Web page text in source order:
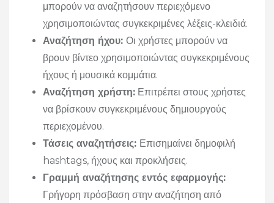
μπορούν να αναζητήσουν περιεχόμενο
χρησιμοποιώντας συγκεκριμένες λέξεις-κλειδιά.
Αναζήτηση ήχου: Οι χρήστες μπορούν να
βρουν βίντεο χρησιμοποιώντας συγκεκριμένους
ήχους ή μουσικά κομμάτια.
Αναζήτηση χρήστη: Επιτρέπει στους χρήστες
να βρίσκουν συγκεκριμένους δημιουργούς
περιεχομένου.
Τάσεις αναζητήσεις: Επισημαίνει δημοφιλή
hashtags, ήχους και προκλήσεις.
Γραμμή αναζήτησης εντός εφαρμογής:
Γρήγορη πρόσβαση στην αναζήτηση από